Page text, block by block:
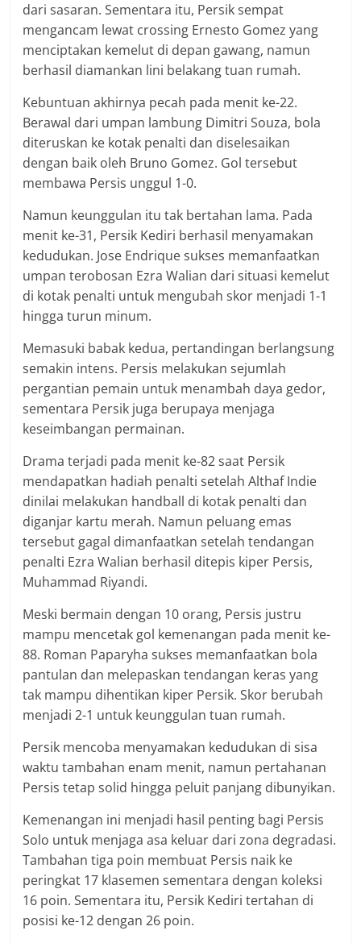
dari sasaran. Sementara itu, Persik sempat
mengancam lewat crossing Ernesto Gomez yang
menciptakan kemelut di depan gawang, namun
berhasil diamankan lini belakang tuan rumah.
Kebuntuan akhirnya pecah pada menit ke-22.
Berawal dari umpan lambung Dimitri Souza, bola
diteruskan ke kotak penalti dan diselesaikan
dengan baik oleh Bruno Gomez. Gol tersebut
membawa Persis unggul 1-0.
Namun keunggulan itu tak bertahan lama. Pada
menit ke-31, Persik Kediri berhasil menyamakan
kedudukan. Jose Endrique sukses memanfaatkan
umpan terobosan Ezra Walian dari situasi kemelut
di kotak penalti untuk mengubah skor menjadi 1-1
hingga turun minum.
Memasuki babak kedua, pertandingan berlangsung
semakin intens. Persis melakukan sejumlah
pergantian pemain untuk menambah daya gedor,
sementara Persik juga berupaya menjaga
keseimbangan permainan.
Drama terjadi pada menit ke-82 saat Persik
mendapatkan hadiah penalti setelah Althaf Indie
dinilai melakukan handball di kotak penalti dan
diganjar kartu merah. Namun peluang emas
tersebut gagal dimanfaatkan setelah tendangan
penalti Ezra Walian berhasil ditepis kiper Persis,
Muhammad Riyandi.
Meski bermain dengan 10 orang, Persis justru
mampu mencetak gol kemenangan pada menit ke-
88. Roman Paparyha sukses memanfaatkan bola
pantulan dan melepaskan tendangan keras yang
tak mampu dihentikan kiper Persik. Skor berubah
menjadi 2-1 untuk keunggulan tuan rumah.
Persik mencoba menyamakan kedudukan di sisa
waktu tambahan enam menit, namun pertahanan
Persis tetap solid hingga peluit panjang dibunyikan.
Kemenangan ini menjadi hasil penting bagi Persis
Solo untuk menjaga asa keluar dari zona degradasi.
Tambahan tiga poin membuat Persis naik ke
peringkat 17 klasemen sementara dengan koleksi
16 poin. Sementara itu, Persik Kediri tertahan di
posisi ke-12 dengan 26 poin.